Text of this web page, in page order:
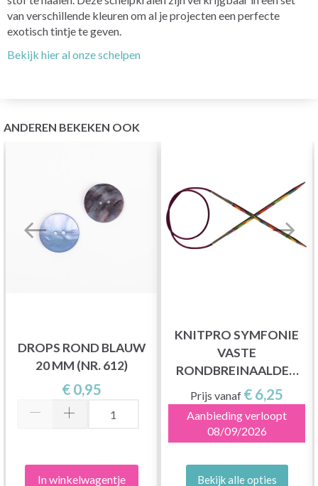
van verschillende kleuren om al je projecten een perfecte
exotisch tintje te geven.
Bekijk hier al onze schelpen
ANDEREN BEKEKEN OOK
DROPS ROND BLAUW
20 MM (NR. 612)
€ 0,95
In winkelwagentje
KNITPRO SYMFONIE
VASTE
RONDBREINAALDEN
100 CM (2-12.00MM)
Prijs vanaf € 6,25
Aanbieding verloopt
08/09/2026
Bekijk alle opties